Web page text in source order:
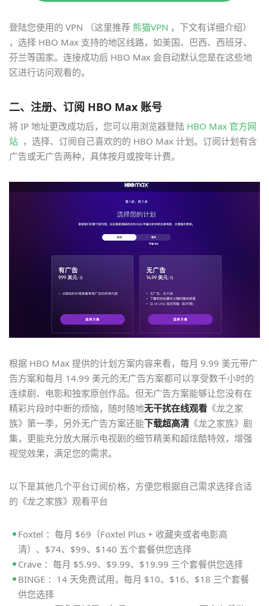
登陆您使用的 VPN （这里推荐 熊猫VPN ，下文有详细介绍）
，选择 HBO Max 支持的地区线路，如美国、巴西、西班牙、
芬兰等国家。连接成功后 HBO Max 会自动默认您是在这些地
区进行访问观看的。
二、注册、订阅 HBO Max 账号
将 IP 地址更改成功后，您可以用浏览器登陆 HBO Max 官方网
站 ，选择、订阅自己喜欢的的 HBO Max 计划。订阅计划有含
广告或无广告两种，具体按月或按年计费。
根据 HBO Max 提供的计划方案内容来看，每月 9.99 美元带广
告方案和每月 14.99 美元的无广告方案都可以享受数千小时的
连续剧、电影和独家原创作品。但无广告方案能够让您没有在
精彩片段时中断的烦恼，随时随地无干扰在线观看 《龙之家
族》第一季，另外无广告方案还能下载超高清 《龙之家族》剧
集，更能充分放大展示电视剧的细节精美和超炫酷特效，增强
视觉效果，满足您的需求。
以下是其他几个平台订阅价格，方便您根据自己需求选择合适
的《龙之家族》观看平台
Foxtel ：每月 $69（Foxtel Plus + 收藏夹或者电影高
清）、$74、$99、$140 五个套餐供您选择
Crave ：每月 $5.99、$9.99、$19.99 三个套餐供您选择
BINGE ：14 天免费试用，每月 $10、$16、$18 三个套餐
供您选择